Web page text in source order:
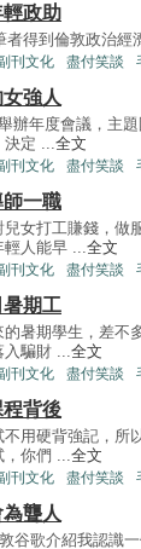
政助
者得到倫敦政治
刊文化 盡付笑談
強人
辦年度會議，主
決定 ...全文
刊文化 盡付笑談
一職
兒女打工賺錢，做
輕人能早 ...全文
刊文化 盡付笑談
期工
的暑期學生，差不
入騙財 ...全文
刊文化 盡付笑談
背後
不用硬背強記，所
，你們 ...全文
刊文化 盡付笑談
聾人
谷歌介紹我認識